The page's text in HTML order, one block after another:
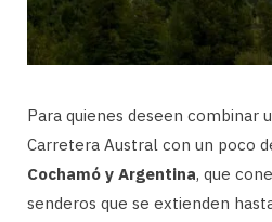
Para quienes deseen combinar
Carretera Austral con un poco
Cochamó y Argentina, que
senderos que se extienden